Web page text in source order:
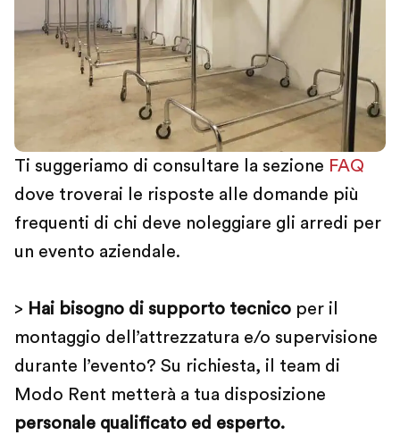
Ti suggeriamo di consultare la sezione FAQ
dove troverai le risposte alle domande più
frequenti di chi deve noleggiare gli arredi per
un evento aziendale.
> Hai bisogno di supporto tecnico per il
montaggio dell’attrezzatura e/o supervisione
durante l’evento? Su richiesta, il team di
Modo Rent metterà a tua disposizione
personale qualificato ed esperto.